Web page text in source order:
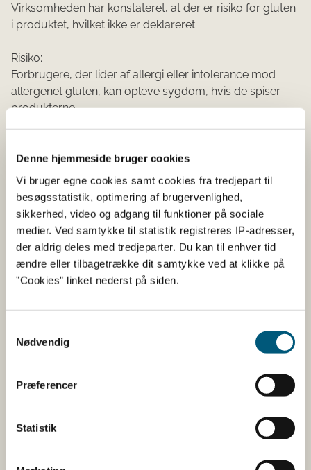
Denne hjemmeside bruger cookies
Vi bruger egne cookies samt cookies fra tredjepart til
besøgsstatistik, optimering af brugervenlighed,
sikkerhed, video og adgang til funktioner på sociale
medier. Ved samtykke til statistik registreres IP-adresser,
der aldrig deles med tredjeparter. Du kan til enhver tid
ændre eller tilbagetrække dit samtykke ved at klikke på
”Cookies” linket nederst på siden.
Nødvendig
Præferencer
Statistik
Virksomheden har konstateret, at der er risiko for gluten
i produktet, hvilket ikke er deklareret.
Risiko:
Forbrugere, der lider af allergi eller intolerance mod
allergenet gluten, kan opleve sygdom, hvis de spiser
produkterne.
Fødevarestyrelsen råder forbrugerne til at levere
produktet tilbage til butikken, hvor det er købt eller at
kassere det.
Fødevarestyrelsen
Fødevarestyrelsen er en styrelse under
dyresundhed og sikker, sund mad. Vi står bag De
officielle Kostråd og smileykontroller, som du kender
Fødevarestyrelsen
2600 Glostrup